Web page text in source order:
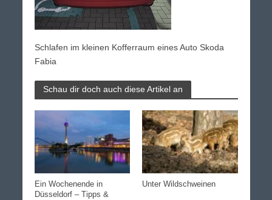
Schlafen im kleinen Kofferraum eines Auto Skoda
Fabia
Schau dir doch auch diese Artikel an
Ein Wochenende in
Düsseldorf – Tipps &
Unter Wildschweinen